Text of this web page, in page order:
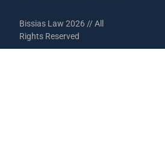
Bissias Law 2026 // All
Rights Reserved